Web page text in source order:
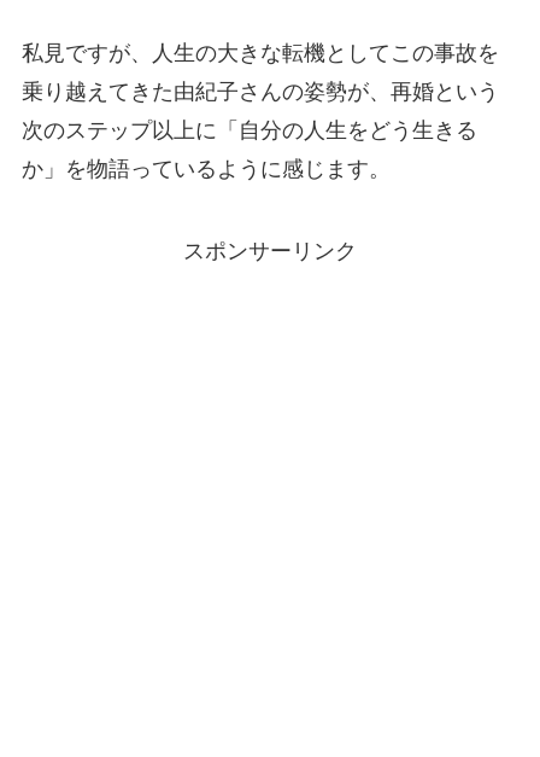
私見ですが、人生の大きな転機としてこの事故を
乗り越えてきた由紀子さんの姿勢が、再婚という
次のステップ以上に「自分の人生をどう生きる
か」を物語っているように感じます。
スポンサーリンク